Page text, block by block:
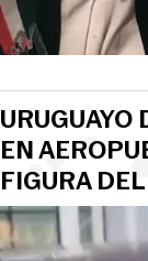
URUGUAYO
EN
FIGURA